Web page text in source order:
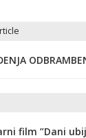
film ”Dani